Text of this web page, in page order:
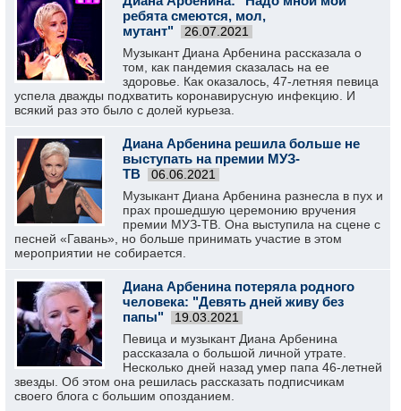
ребята смеются, мол,
мутант"
26.07.2021
Музыкант Диана Арбенина рассказала о
том, как пандемия сказалась на ее
здоровье. Как оказалось, 47-летняя певица
успела дважды подхватить коронавирусную инфекцию. И
всякий раз это было с долей курьеза.
Диана Арбенина решила больше не
выступать на премии МУЗ-
ТВ
06.06.2021
Музыкант Диана Арбенина разнесла в пух и
прах прошедшую церемонию вручения
премии МУЗ-ТВ. Она выступила на сцене с
песней «Гавань», но больше принимать участие в этом
мероприятии не собирается.
Диана Арбенина потеряла родного
человека: "Девять дней живу без
папы"
19.03.2021
Певица и музыкант Диана Арбенина
рассказала о большой личной утрате.
Несколько дней назад умер папа 46-летней
звезды. Об этом она решилась рассказать подписчикам
своего блога c большим опозданием.